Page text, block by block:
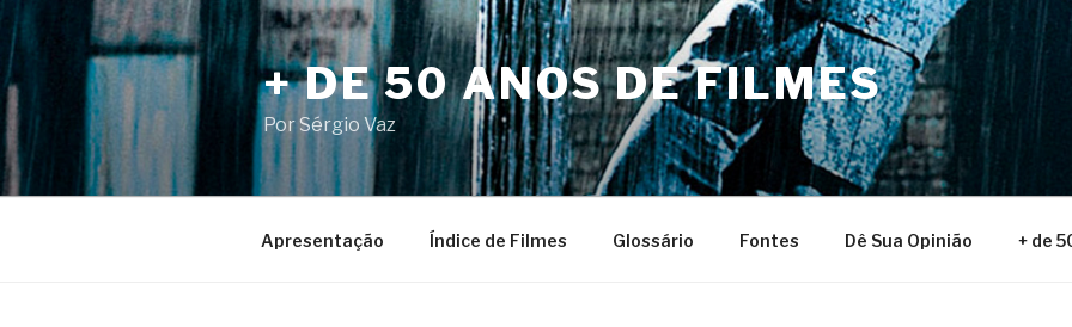
para
o
conteúdo
+ DE 50 ANOS DE FILMES
Por Sérgio Vaz
Apresentação Índice de Filmes Glossário Fontes Dê Sua Opinião + de